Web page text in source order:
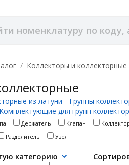
/ Коллекторы и коллекторные
из латуни
Группы
Комплектующие для групп
Держатель Клапан
Разделитель Узел
категорию